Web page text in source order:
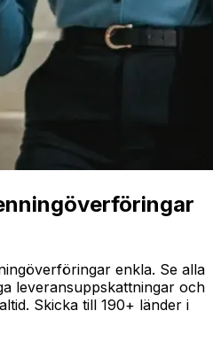
enkla. Se alla
leveransuppskattningar och
Skicka till 190+ länder i